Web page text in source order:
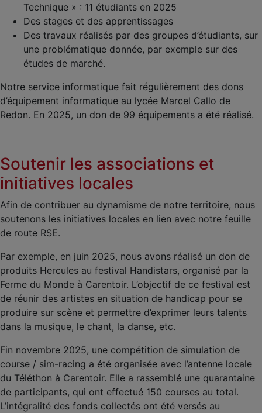
Technique » : 11 étudiants en 2025
Des stages et des apprentissages
Des travaux réalisés par des groupes d’étudiants, sur
une problématique donnée, par exemple sur des
études de marché.
Notre service informatique fait régulièrement des dons
d’équipement informatique au lycée Marcel Callo de
Redon. En 2025, un don de 99 équipements a été réalisé.
Soutenir les associations et
initiatives locales
Afin de contribuer au dynamisme de notre territoire, nous
soutenons les initiatives locales en lien avec notre feuille
de route RSE.
Par exemple, en juin 2025, nous avons réalisé un don de
produits Hercules au festival Handistars, organisé par la
Ferme du Monde à Carentoir. L’objectif de ce festival est
de réunir des artistes en situation de handicap pour se
produire sur scène et permettre d’exprimer leurs talents
dans la musique, le chant, la danse, etc.
Fin novembre 2025, une compétition de simulation de
course / sim-racing a été organisée avec l’antenne locale
du Téléthon à Carentoir. Elle a rassemblé une quarantaine
de participants, qui ont effectué 150 courses au total.
L’intégralité des fonds collectés ont été versés au